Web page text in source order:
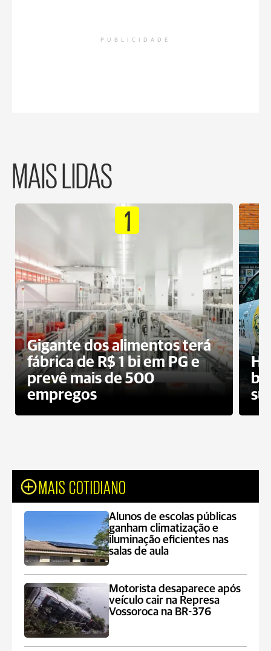
PUBLICIDADE
MAIS LIDAS
1
Gigante dos alimentos terá
fábrica de R$ 1 bi em PG e
prevê mais de 500
empregos
MAIS COTIDIANO
Alunos de escolas públicas
ganham climatização e
iluminação eficientes nas
salas de aula
Motorista desaparece após
veículo cair na Represa
Vossoroca na BR-376